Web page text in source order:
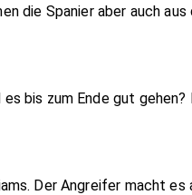
die Spanier aber auch aus
bis zum Ende gut gehen?
Der Angreifer macht es